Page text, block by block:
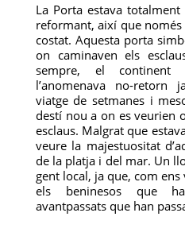
La Porta estava totalment
reformant, així que
costat. Aquesta porta
on caminaven els
sempre, el
l’anomenava no-retorn
viatge de setmanes i
destí nou a on es veurien
esclaus. Malgrat que
veure la majestuositat
de la platja i del mar. Un
gent local, ja que, com
els beninesos que
avantpassats que han